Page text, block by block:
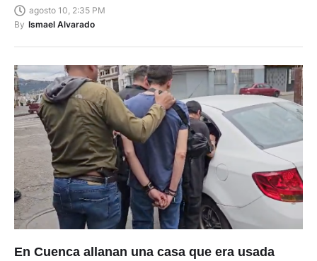
agosto 10, 2:35 PM
By Ismael Alvarado
En Cuenca allanan una casa que era usada